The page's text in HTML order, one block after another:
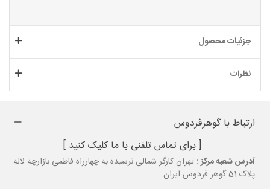
جزئیات محصول
نظرات
ارتباط با گوهرفردوس
[ برای تماس تلفنی با ما کلیک کنید ]
آدرس شعبه مرکز : تهران کارگر شمالی نرسیده به چهارراه فاطمی بازارچه لاله
پلاک 51 گوهر فردوس ایران